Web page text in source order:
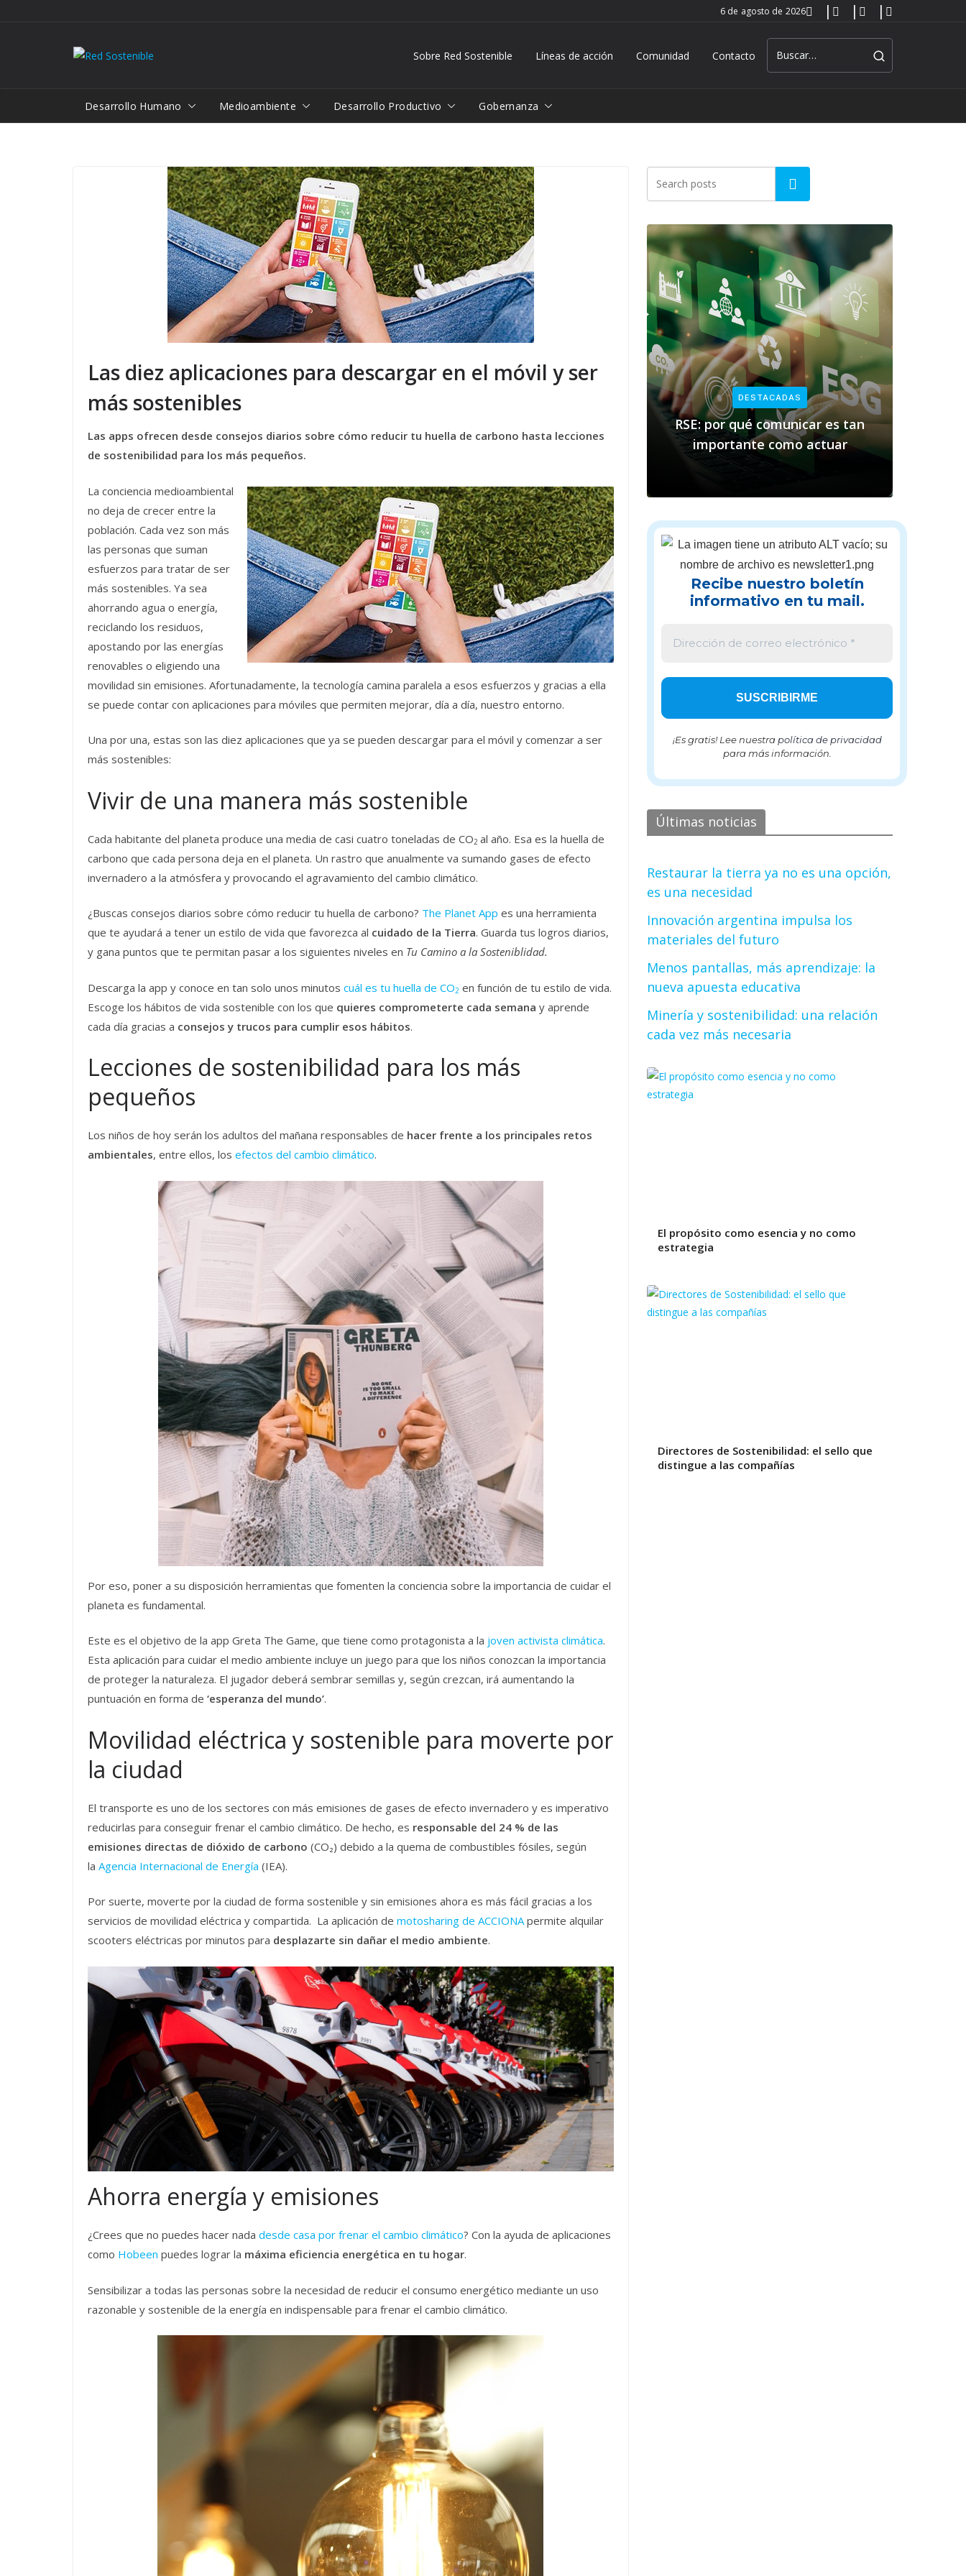
6 de agosto de 2026
Sobre Red Sostenible Líneas de acción Comunidad Contacto
Desarrollo Humano Medioambiente Desarrollo Productivo Gobernanza
Las diez aplicaciones para descargar en el móvil y ser
más sostenibles
Las apps ofrecen desde consejos diarios sobre cómo reducir tu huella de carbono hasta lecciones
de sostenibilidad para los más pequeños.
La conciencia medioambiental
no deja de crecer entre la
población. Cada vez son más
las personas que suman
esfuerzos para tratar de ser
más sostenibles. Ya sea
ahorrando agua o energía,
reciclando los residuos,
apostando por las energías
renovables o eligiendo una
movilidad sin emisiones. Afortunadamente, la tecnología camina paralela a esos esfuerzos y gracias a ella
se puede contar con aplicaciones para móviles que permiten mejorar, día a día, nuestro entorno.
Una por una, estas son las diez aplicaciones que ya se pueden descargar para el móvil y comenzar a ser
más sostenibles:
Vivir de una manera más sostenible
Cada habitante del planeta produce una media de casi cuatro toneladas de CO2 al año. Esa es la huella de
carbono que cada persona deja en el planeta. Un rastro que anualmente va sumando gases de efecto
invernadero a la atmósfera y provocando el agravamiento del cambio climático.
¿Buscas consejos diarios sobre cómo reducir tu huella de carbono? The Planet App es una herramienta
que te ayudará a tener un estilo de vida que favorezca al cuidado de la Tierra. Guarda tus logros diarios,
y gana puntos que te permitan pasar a los siguientes niveles en Tu Camino a la Sosteniblidad.
Descarga la app y conoce en tan solo unos minutos cuál es tu huella de CO2 en función de tu estilo de vida.
Escoge los hábitos de vida sostenible con los que quieres comprometerte cada semana y aprende
cada día gracias a consejos y trucos para cumplir esos hábitos.
Lecciones de sostenibilidad para los más
pequeños
Los niños de hoy serán los adultos del mañana responsables de hacer frente a los principales retos
ambientales, entre ellos, los efectos del cambio climático.
Por eso, poner a su disposición herramientas que fomenten la conciencia sobre la importancia de cuidar el
planeta es fundamental.
Este es el objetivo de la app Greta The Game, que tiene como protagonista a la joven activista climática.
Esta aplicación para cuidar el medio ambiente incluye un juego para que los niños conozcan la importancia
de proteger la naturaleza. El jugador deberá sembrar semillas y, según crezcan, irá aumentando la
puntuación en forma de ‘esperanza del mundo’.
Movilidad eléctrica y sostenible para moverte por
la ciudad
El transporte es uno de los sectores con más emisiones de gases de efecto invernadero y es imperativo
reducirlas para conseguir frenar el cambio climático. De hecho, es responsable del 24 % de las
emisiones directas de dióxido de carbono (CO₂) debido a la quema de combustibles fósiles, según
la Agencia Internacional de Energía (IEA).
Por suerte, moverte por la ciudad de forma sostenible y sin emisiones ahora es más fácil gracias a los
servicios de movilidad eléctrica y compartida. La aplicación de motosharing de ACCIONApermite alquilar
scooters eléctricas por minutos para desplazarte sin dañar el medio ambiente.
Ahorra energía y emisiones
¿Crees que no puedes hacer nada desde casa por frenar el cambio climático? Con la ayuda de aplicaciones
como Hobeen puedes lograr la máxima eficiencia energética en tu hogar.
Sensibilizar a todas las personas sobre la necesidad de reducir el consumo energético mediante un uso
razonable y sostenible de la energía en indispensable para frenar el cambio climático.
DESTACADAS
RSE: por qué comunicar es tan
importante como actuar
Recibe nuestro boletín
informativo en tu mail.
¡Es gratis! Lee nuestra política de privacidad
para más información.
Últimas noticias
Restaurar la tierra ya no es una opción,
es una necesidad
Innovación argentina impulsa los
materiales del futuro
Menos pantallas, más aprendizaje: la
nueva apuesta educativa
Minería y sostenibilidad: una relación
cada vez más necesaria
El propósito como esencia y no como
estrategia
Directores de Sostenibilidad: el sello que
distingue a las compañías